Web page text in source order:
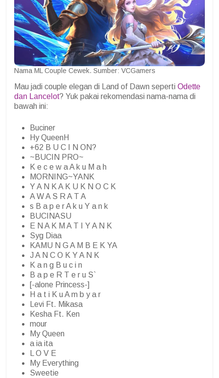
Nama ML Couple Cewek. Sumber: VCGamers
Mau jadi couple elegan di Land of Dawn seperti Odette
dan Lancelot? Yuk pakai rekomendasi nama-nama di
bawah ini:
Buciner
Hy QueenH
+62 B U C I N ON?
~BUCIN PRO~
K e c e w a A k u M a h
MORNING~YANK
Y A N K A K U K N O C K
A W A S R A T A
s B a p e r A k u Y a n k
BUCINASU
E N A K M A T I Y A N K
Syg Diaa
KAMU N G A M B E K YA
J A N C O K Y A N K
K a n g B u c i n
B a p e R T e r u S`
[-alone Princess-]
H a t i K u A m b y a r
Levi Ft. Mikasa
Kesha Ft. Ken
mour
My Queen
a ia ita
L O V E
My Everything
Sweetie